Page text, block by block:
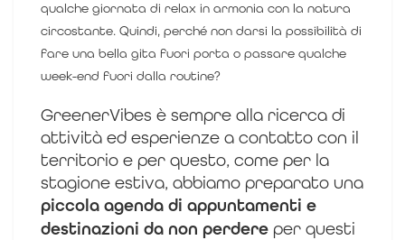
qualche giornata di relax in armonia con la natura
circostante. Quindi, perché non darsi la possibilità di
fare una bella gita fuori porta o passare qualche
week-end fuori dalla routine?
GreenerVibes è sempre alla ricerca di
attività ed esperienze a contatto con il
territorio e per questo, come per la
stagione estiva, abbiamo preparato una
piccola agenda di appuntamenti e
destinazioni da non perdere per questi